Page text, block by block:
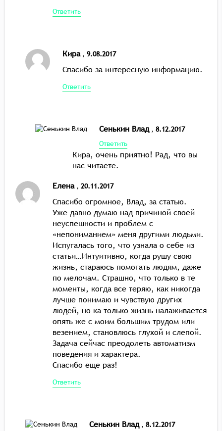
Ответить
Кира, 9.08.2017
Спасибо за интересную информацию.
Ответить
Сенькин Влад, 8.12.2017
Кира, очень приятно! Рад, что вы
нас читаете.
Ответить
Елена, 20.11.2017
Спасибо огромное, Влад, за статью.
Уже давно думаю над причиной своей
неуспешности и проблем с
«непониманием» меня другими людьми.
Испугалась того, что узнала о себе из
статьи…Интуитивно, когда рушу свою
жизнь, стараюсь помогать людям, даже
по мелочам. Страшно, что только в те
моменты, когда все теряю, как никогда
лучше понимаю и чувствую других
людей, но ка только жизнь налаживается
опять же с моим большим трудом или
везением, становлюсь глухой и слепой.
Задача сейчас преодолеть автоматизм
поведения и характера.
Спасибо еще раз!
Ответить
Сенькин Влад, 8.12.2017